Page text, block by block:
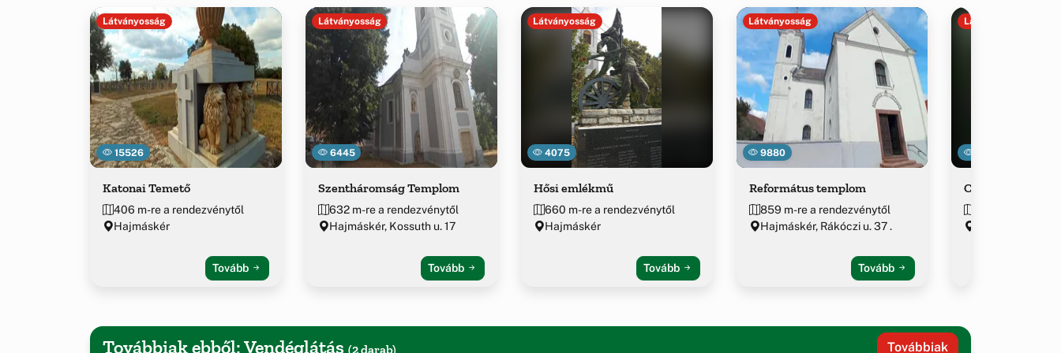
15526
Látványosság
Katonai Temető
406 m-re a rendezvénytől
Hajmáskér
Tovább
6445
Látványosság
Szentháromság Templom
632 m-re a rendezvénytől
Hajmáskér, Kossuth u. 17
Tovább
4075
Látványosság
Hősi emlékmű
660 m-re a rendezvénytől
Hajmáskér
Tovább
9880
Látványosság
Református templom
859 m-re a rendezvénytől
Hajmáskér, Rákóczi u. 37 .
Tovább
Látványosság
Ciszterci
Továbbiak ebből: Vendéglátás (2 darab) Továbbiak